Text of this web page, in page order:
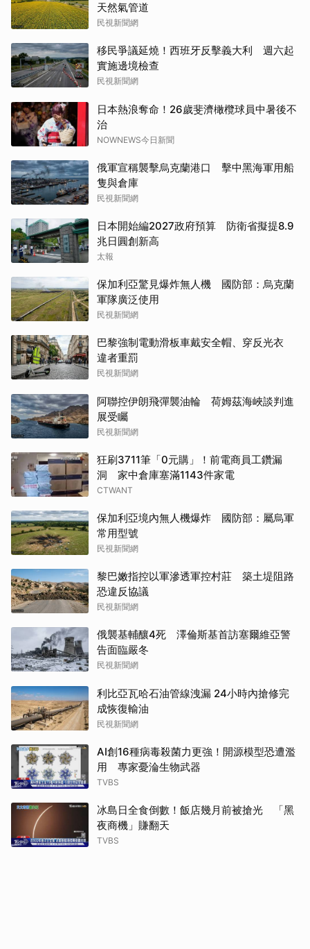
天然氣管道
民視新聞網
移民爭議延燒！西班牙反擊義大利 週六起
實施邊境檢查
民視新聞網
日本熱浪奪命！26歲斐濟橄欖球員中暑後不
治
NOWNEWS今日新聞
俄軍宣稱襲擊烏克蘭港口 擊中黑海軍用船
隻與倉庫
民視新聞網
日本開始編2027政府預算 防衛省擬提8.9
兆日圓創新高
太報
保加利亞驚見爆炸無人機 國防部：烏克蘭
軍隊廣泛使用
民視新聞網
巴黎強制電動滑板車戴安全帽、穿反光衣
違者重罰
民視新聞網
阿聯控伊朗飛彈襲油輪 荷姆茲海峽談判進
展受矚
民視新聞網
狂刷3711筆「0元購」！前電商員工鑽漏
洞 家中倉庫塞滿1143件家電
CTWANT
保加利亞境內無人機爆炸 國防部：屬烏軍
常用型號
民視新聞網
黎巴嫩指控以軍滲透軍控村莊 築土堤阻路
恐違反協議
民視新聞網
俄襲基輔釀4死 澤倫斯基首訪塞爾維亞警
告面臨嚴冬
民視新聞網
利比亞瓦哈石油管線洩漏 24小時內搶修完
成恢復輸油
民視新聞網
AI創16種病毒殺菌力更強！開源模型恐遭濫
用 專家憂淪生物武器
TVBS
冰島日全食倒數！飯店幾月前被搶光 「黑
夜商機」賺翻天
TVBS